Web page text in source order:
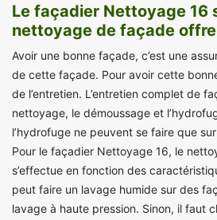
Le façadier Nettoyage 16
nettoyage de façade
Avoir une bonne façade, c’est une
de cette façade. Pour avoir cette
de l’entretien. L’entretien complet de
nettoyage, le démoussage et
l’hydrofuge ne peuvent se faire que
Pour le façadier Nettoyage 16, le
s’effectue en fonction des
peut faire un lavage humide sur des
lavage à haute pression. Sinon, il faut